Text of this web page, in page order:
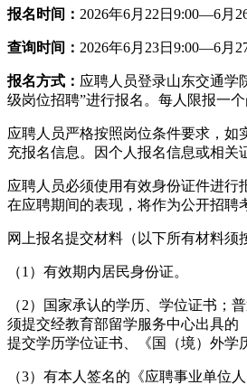
报名时间： 2026年6月 22 日9:00—6月
查询时间： 2026年6月 23日 9:00—6月
报名方式： 应聘人员登录山东交通学
级岗位招聘”进行报名。每人限报一
应聘人员严格按照岗位条件要求，如
充报名信息。因个人报名信息或相关
应聘人员必须使用有效身份证件进
在应聘期间的表现，将作为公开招聘
网上报名提交材料（以下所有材料须
（1）有效期内居民身份证。
（2） 国家承认的学历、学位证书；
须提交经教育部留学服务中心出具的
提交学历学位证书、《国（境）外学
（3）有本人签名的《应聘事业单位